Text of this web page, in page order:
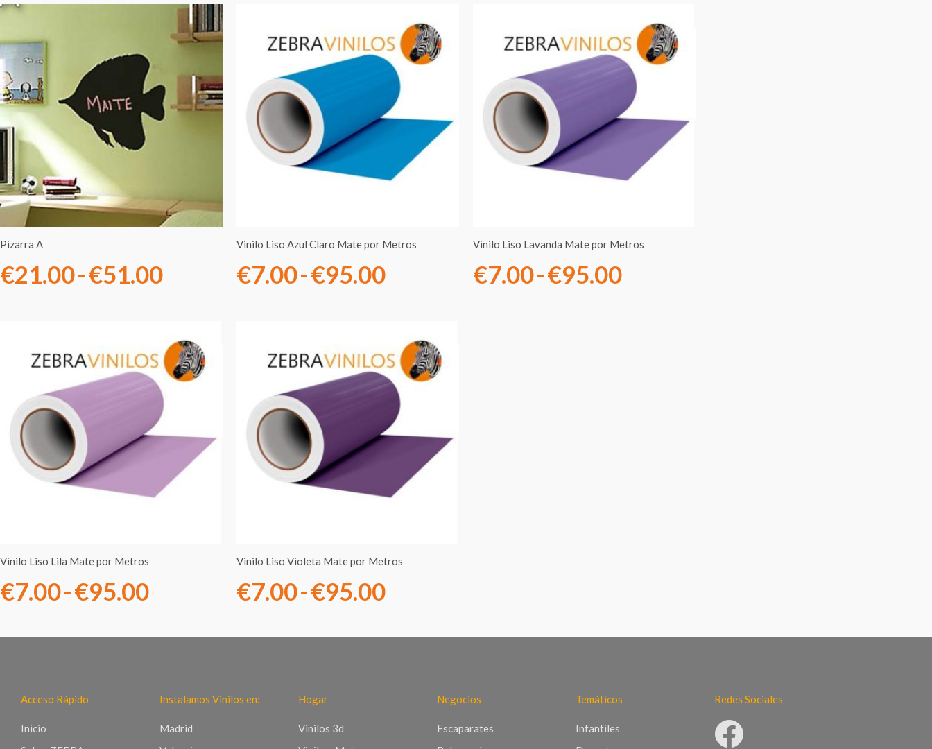
Pizarra A
€21.00-€51.00
Rango
de
precios:
desde
€51.00
Vinilo Liso Azul Claro Mate por Metros
€7.00-€95.00
Rango
de
precios:
desde
€7.00
hasta
Vinilo Liso Lavanda Mate por Metros
€7.00-€95.00
Rango
de
precios:
desde
€7.00
hasta
Vinilo Liso Lila Mate por Metros
€7.00-€95.00
Rango
de
precios:
desde
€7.00
hasta
Vinilo Liso Violeta Mate por Metros
€7.00-€95.00
Rango
de
precios:
desde
€7.00
hasta
Acceso Rápido
Inicio
Instalamos Vinilos en:
Madrid
Hogar
Vinilos 3d
Negocios
Escaparates
Temáticos
Infantiles
Redes Sociales